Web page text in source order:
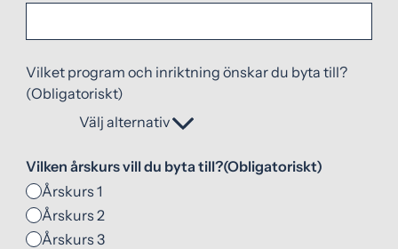
Vilket program och inriktning önskar du byta till?
(Obligatoriskt)
Välj alternativ
Vilken årskurs vill du byta till?(Obligatoriskt)
Årskurs 1
Årskurs 2
Årskurs 3